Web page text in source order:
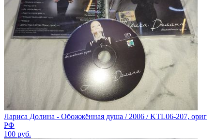
Лариса Долина - Обожжённая душа / 2006 / KTL06-207, ориг
РФ
100 руб.